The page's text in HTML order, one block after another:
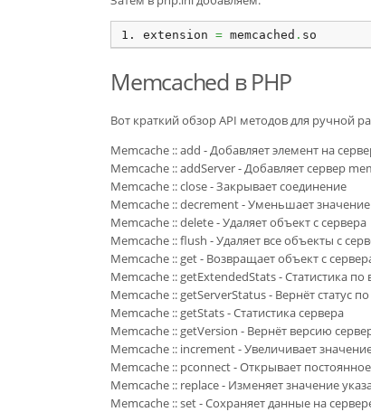
extension = memcached . so
Memcached в PHP
Вот краткий обзор API методов для ручной
Memcache :: add - Добавляет элемент на
Memcache :: addServer - Добавляет сервер
Memcache :: close - Закрывает соединение
Memcache :: decrement - Уменьшает
Memcache :: delete - Удаляет объект с сервера
Memcache :: flush - Удаляет все объекты с
Memcache :: get - Возвращает объект с
Memcache :: getExtendedStats - Статистика
Memcache :: getServerStatus - Вернёт статус
Memcache :: getStats - Статистика сервера
Memcache :: getVersion - Вернёт версию
Memcache :: increment - Увеличивает
Memcache :: pconnect - Открывает
Memcache :: replace - Изменяет значение
Memcache :: set - Сохраняет данные на